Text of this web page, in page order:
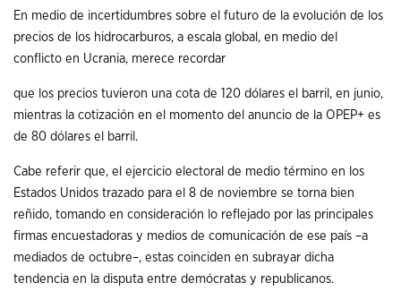
En medio de incertidumbres sobre el futuro de la evolución de los
precios de los hidrocarburos, a escala global, en medio del
conflicto en Ucrania, merece recordar
que los precios tuvieron una cota de 120 dólares el barril, en junio,
mientras la cotización en el momento del anuncio de la OPEP+ es
de 80 dólares el barril.
Cabe referir que, el ejercicio electoral de medio término en los
Estados Unidos trazado para el 8 de noviembre se torna bien
reñido, tomando en consideración lo reflejado por las principales
firmas encuestadoras y medios de comunicación de ese país –a
mediados de octubre–, estas coinciden en subrayar dicha
tendencia en la disputa entre demócratas y republicanos.